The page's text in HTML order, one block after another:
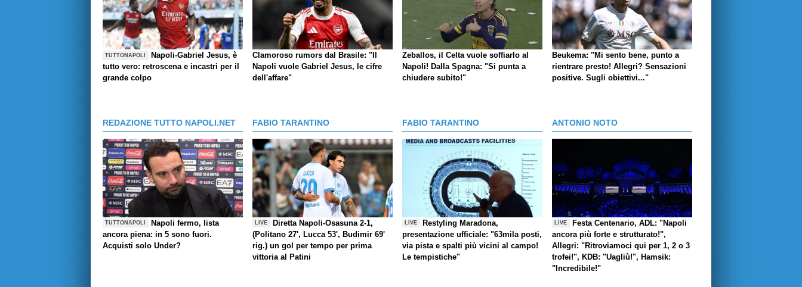
TUTTONAPOLI
Napoli-Gabriel Jesus, è
tutto vero: retroscena e incastri per il
grande colpo
Clamoroso rumors dal Brasile: "Il
Napoli vuole Gabriel Jesus, le cifre
dell'affare"
Zeballos, il Celta vuole soffiarlo al
Napoli! Dalla Spagna: "Si punta a
chiudere subito!"
Beukema: "Mi sento bene, punto a
rientrare presto! Allegri? Sensazioni
positive. Sugli obiettivi..."
REDAZIONE TUTTO NAPOLI.NET
TUTTONAPOLI
Napoli fermo, lista
ancora piena: in 5 sono fuori.
Acquisti solo Under?
FABIO TARANTINO
LIVE
Diretta Napoli-Osasuna 2-1,
(Politano 27', Lucca 53', Budimir 69'
rig.) un gol per tempo per prima
vittoria al Patini
FABIO TARANTINO
LIVE
Restyling Maradona,
presentazione ufficiale: "63mila posti,
via pista e spalti più vicini al campo!
Le tempistiche"
ANTONIO NOTO
LIVE
Festa Centenario, ADL: "Napoli
ancora più forte e strutturato!",
Allegri: "Ritroviamoci qui per 1, 2 o 3
trofei!", KDB: "Uagliù!", Hamsik:
"Incredibile!"